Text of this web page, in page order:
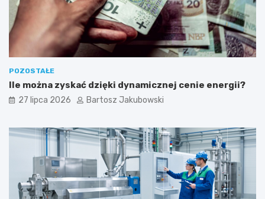
POZOSTAŁE
Ile można zyskać dzięki dynamicznej cenie energii?
27 lipca 2026 Bartosz Jakubowski